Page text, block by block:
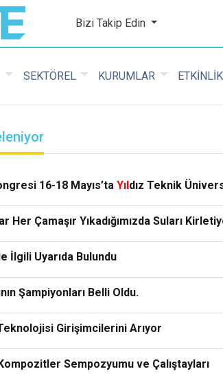
ve Dijital
Bizi Takip Edin
SEKTÖREL KURUMLAR
16-18 Mayıs’ta Yıl dız Teknik
Çamaşır Yıkadığımızda Suları
İlgili Uyarıda Bulundu
Şampiyonları Belli Oldu.
Girişimcilerini Arıyor
Sempozyumu ve Çalıştayları